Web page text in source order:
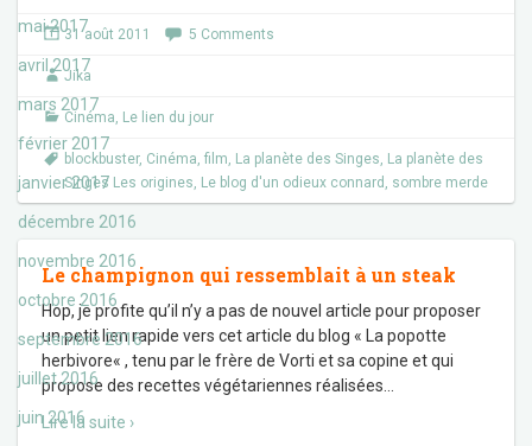
mai 2017
avril 2017
mars 2017
février 2017
janvier 2017
décembre 2016
novembre 2016
octobre 2016
septembre 2016
juillet 2016
juin 2016
e
b
o
o
k
t
31 août 2011 5 Comments
Jika
Cinéma, Le lien du jour
blockbuster, Cinéma, film, La planète des Singes, La planète des
Singes Les origines, Le blog d'un odieux connard , sombre merde
Le champignon qui ressemblait à un steak
Hop, je profite qu’il n’y a pas de nouvel article pour proposer
un petit lien rapide vers cet article du blog « La popotte
herbivore« , tenu par le frère de Vorti et sa copine et qui
propose des recettes végétariennes réalisées
Lire la suite ›